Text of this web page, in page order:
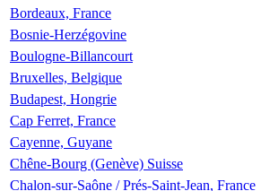
Bordeaux, France
Bosnie-Herzégovine
Boulogne-Billancourt
Bruxelles, Belgique
Budapest, Hongrie
Cap Ferret, France
Cayenne, Guyane
Chêne-Bourg (Genève) Suisse
Chalon-sur-Saône / Prés-Saint-Jean, France